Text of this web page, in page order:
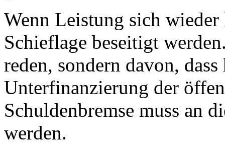
Wenn Leistung sich
Schieflage beseitigt
reden, sondern davon,
Unterfinanzierung der
Schuldenbremse muss an
werden.